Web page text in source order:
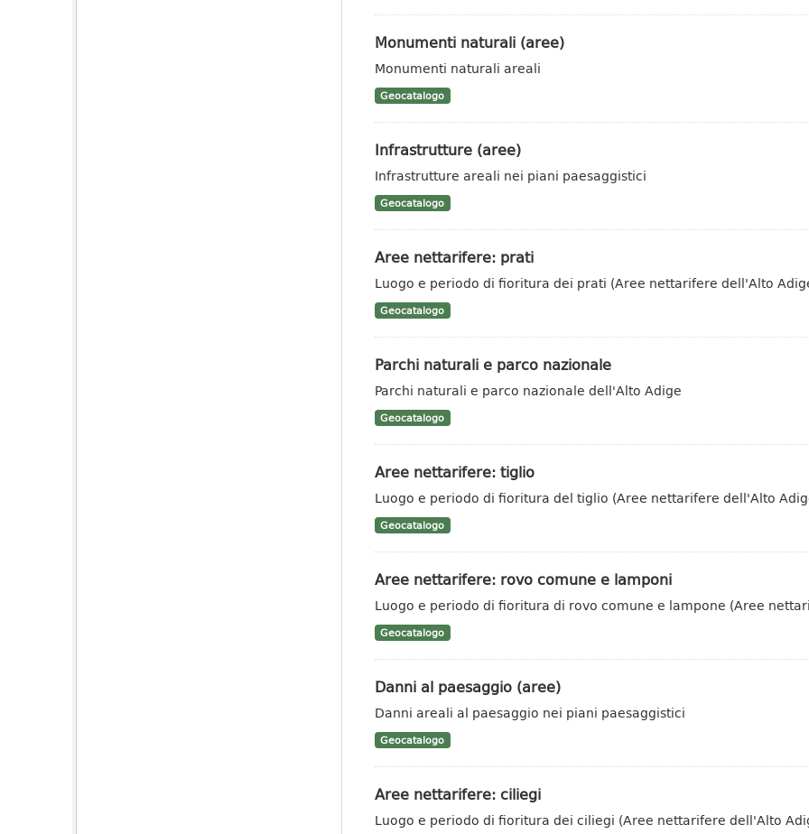
Monumenti naturali (aree)
Monumenti naturali areali
Geocatalogo
Infrastrutture (aree)
Infrastrutture areali nei piani paesaggistici
Geocatalogo
Aree nettarifere: prati
Luogo e periodo di fioritura dei prati (Aree nettarifere dell'Alto
Geocatalogo
Parchi naturali e parco nazionale
Parchi naturali e parco nazionale dell'Alto Adige
Geocatalogo
Aree nettarifere: tiglio
Luogo e periodo di fioritura del tiglio (Aree nettarifere dell'Alto
Geocatalogo
Aree nettarifere: rovo comune e lamponi
Luogo e periodo di fioritura di rovo comune e lampone (Aree
Geocatalogo
Danni al paesaggio (aree)
Danni areali al paesaggio nei piani paesaggistici
Geocatalogo
Aree nettarifere: ciliegi
Luogo e periodo di fioritura dei ciliegi (Aree nettarifere dell'Alto